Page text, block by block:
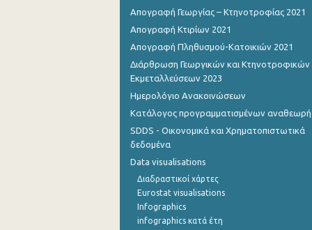
1o Τρίμηνο 2012
4o Τρίμηνο 2011
3o Τρίμηνο 2011
2o Τρίμηνο 2011
1o Τρίμηνο 2011
4o Τρίμηνο 2010
3o Τρίμηνο 2010
2o Τρίμηνο 2010
1o Τρίμηνο 2010
Απογραφή Γεωργίας – Κτηνοτροφίας 2021
Απογραφή Κτιρίων 2021
Απογραφή Πληθυσμού-Κατοικιών 2021
Διάρθρωση Γεωργικών και Κτηνοτροφικών
Εκμεταλλεύσεων 2023
Ημερολόγιο Ανακοινώσεων
Κατάλογος προγραμματισμένων
SDDS - Οικονομικά και Χρηματοπιστωτικά
δεδομένα
Data visualisations
Διαδραστικοί χάρτες
Eurostat visualisations
Infographics
infographics κατά έτη